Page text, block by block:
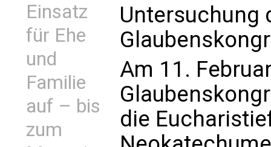
Einsatz
für Ehe
und
Familie
auf – bis
zum
Untersuchung
Am 11.
die